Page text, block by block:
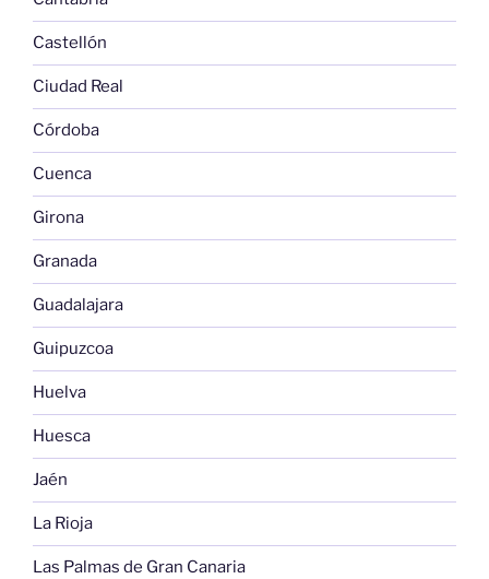
Castellón
Ciudad Real
Córdoba
Cuenca
Girona
Granada
Guadalajara
Guipuzcoa
Huelva
Huesca
Jaén
La Rioja
Las Palmas de Gran Canaria